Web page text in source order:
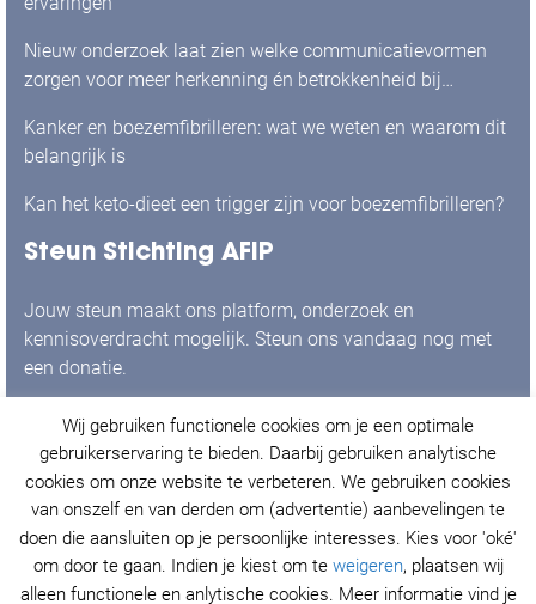
Nieuw onderzoek laat zien welke communicatievormen
zorgen voor meer herkenning én betrokkenheid bij
Kanker en boezemfibrilleren: wat we weten en waarom dit
belangrijk is
Kan het keto-dieet een trigger zijn voor boezemfibrilleren?
Steun Stichting AFIP
Jouw steun maakt ons platform, onderzoek en
kennisoverdracht mogelijk. Steun ons vandaag nog met
een donatie.
Ja, ik doneer graag!
© Stichting AFIP 2021. Alle rechten voorbehouden.
Privacy Policy&Cookieverklaring.
Wij gebruiken functionele cookies om je een optimale
gebruikerservaring te bieden. Daarbij gebruiken analytische
cookies om onze website te verbeteren. We gebruiken cookies
van onszelf en van derden om (advertentie) aanbevelingen te
doen die aansluiten op je persoonlijke interesses. Kies voor 'oké'
om door te gaan. Indien je kiest om te weigeren, plaatsen wij
alleen functionele en anlytische cookies. Meer informatie vind je